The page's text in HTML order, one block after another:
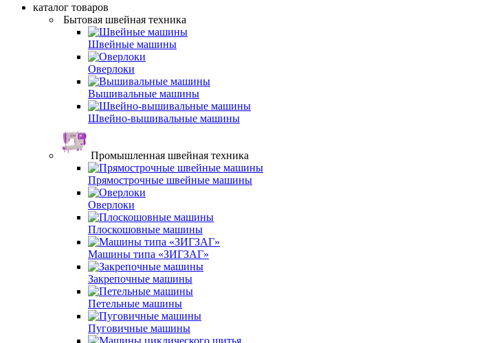
каталог товаров
Бытовая швейная техника
Швейные машины
Оверлоки
Вышивальные машины
Швейно-вышивальные машины
Промышленная швейная техника
Прямострочные швейные машины
Оверлоки
Плоскошовные машины
Машины типа «ЗИГЗАГ»
Закрепочные машины
Петельные машины
Пуговичные машины